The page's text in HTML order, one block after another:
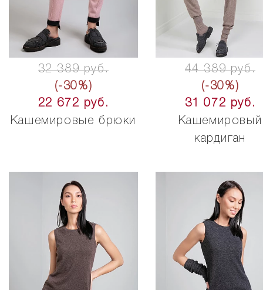
32 389 руб.
(-30%)
22 672 руб.
Кашемировые брюки
44 389 руб.
(-30%)
31 072 руб.
Кашемировый
кардиган